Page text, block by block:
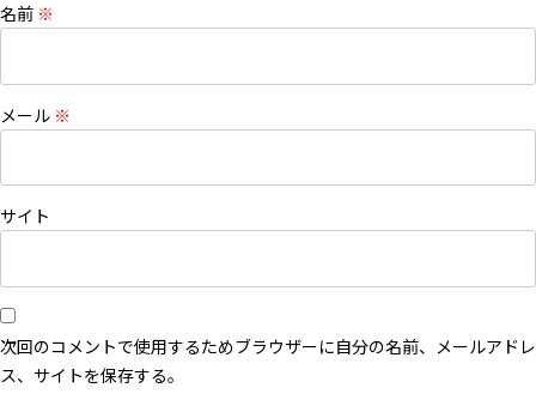
名前 ※
メール ※
サイト
次回のコメントで使用するためブラウザーに自分の名前、メールアドレ
ス、サイトを保存する。